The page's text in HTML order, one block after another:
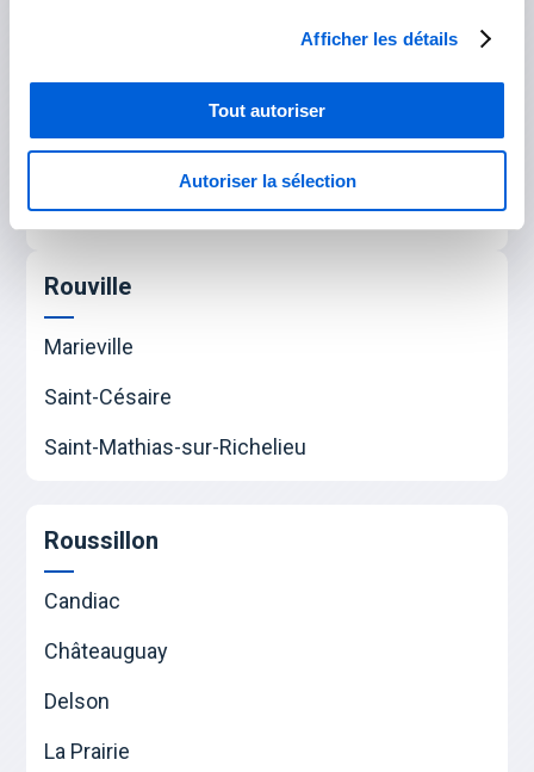
Afficher les détails
Tout autoriser
Autoriser la sélection
Saint-Bruno-de-Montarville
Saint-Hubert
Rouville
Marieville
Saint-Césaire
Saint-Mathias-sur-Richelieu
Roussillon
Candiac
Châteauguay
Delson
La Prairie